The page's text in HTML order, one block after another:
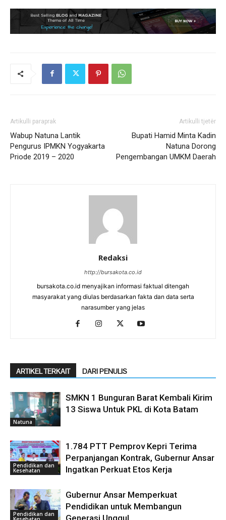
Artikulli paraprak
Wabup Natuna Lantik
Pengurus IPMKN Yogyakarta
Priode 2019 – 2020
Artikulli tjetër
Bupati Hamid Minta Kadin
Natuna Dorong
Pengembangan UMKM Daerah
Redaksi
http://bursakota.co.id
bursakota.co.id menyajikan informasi faktual ditengah
masyarakat yang diulas berdasarkan fakta dan data serta
narasumber yang jelas
ARTIKEL TERKAIT DARI PENULIS
Natuna
SMKN 1 Bunguran Barat Kembali Kirim
13 Siswa Untuk PKL di Kota Batam
Pendidikan dan
Kesehatan
1.784 PTT Pemprov Kepri Terima
Perpanjangan Kontrak, Gubernur Ansar
Ingatkan Perkuat Etos Kerja
Pendidikan dan
Gubernur Ansar Memperkuat
Pendidikan untuk Membangun
Generasi Unggul